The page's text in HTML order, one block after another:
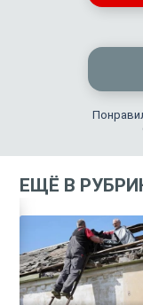
ЕЩЁ В